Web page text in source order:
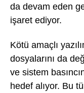
da devam eden
işaret ediyor.
Kötü amaçlı
dosyalarını da
ve sistem
hedef alıyor. Bu